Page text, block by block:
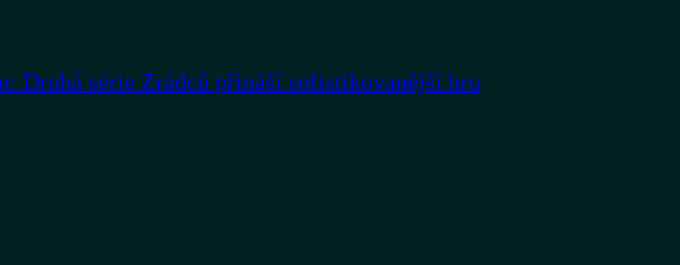
Druhá série Zrádců přináší sofistikovanější hru